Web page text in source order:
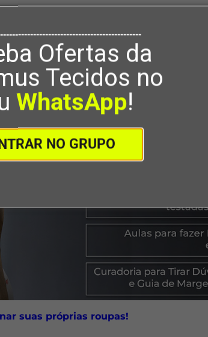
Ofertas da
Tecidos no
WhatsApp!
NO GRUPO
com uma das maiores
professora Marlene Mukai, em parceria
suas próprias roupas!